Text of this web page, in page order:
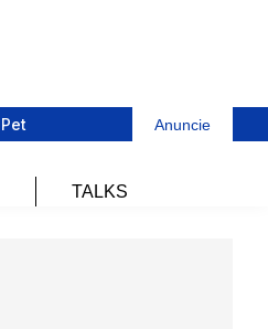
Pet Anuncie
TALKS